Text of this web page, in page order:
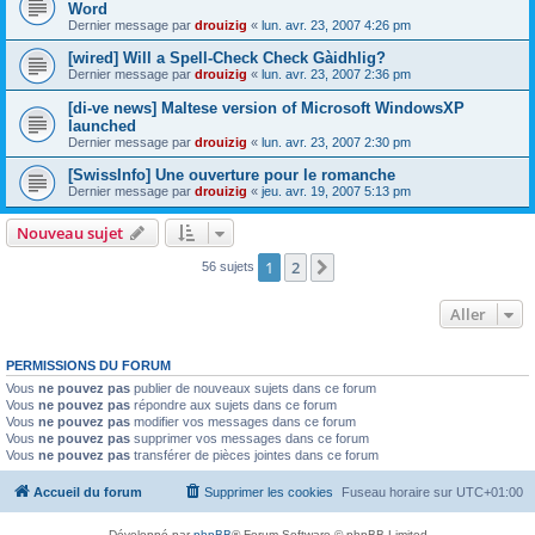
Word
Dernier message par drouizig « lun. avr. 23, 2007 4:26 pm
[wired] Will a Spell-Check Check Gàidhlig?
Dernier message par drouizig « lun. avr. 23, 2007 2:36 pm
[di-ve news] Maltese version of Microsoft WindowsXP
launched
Dernier message par drouizig « lun. avr. 23, 2007 2:30 pm
[SwissInfo] Une ouverture pour le romanche
Dernier message par drouizig « jeu. avr. 19, 2007 5:13 pm
Nouveau sujet
56 sujets 1 2
Aller
PERMISSIONS DU FORUM
Vous ne pouvez pas publier de nouveaux sujets dans ce forum
Vous ne pouvez pas répondre aux sujets dans ce forum
Vous ne pouvez pas modifier vos messages dans ce forum
Vous ne pouvez pas supprimer vos messages dans ce forum
Vous ne pouvez pas transférer de pièces jointes dans ce forum
Accueil du forum Fuseau horaire sur UTC+01:00
Supprimer les cookies